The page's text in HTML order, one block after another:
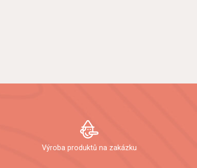
Výroba produktů na zakázku